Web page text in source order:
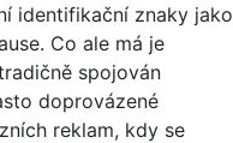
identifikační znaky jako
Co ale má je
spojován
doprovázené
reklam, kdy se